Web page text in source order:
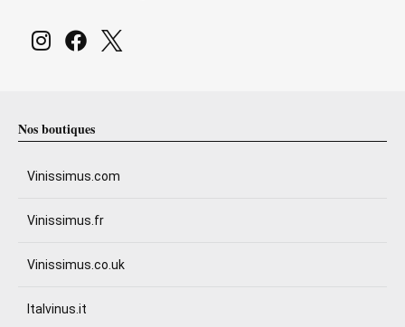
Nos boutiques
Vinissimus.com
Vinissimus.fr
Vinissimus.co.uk
Italvinus.it